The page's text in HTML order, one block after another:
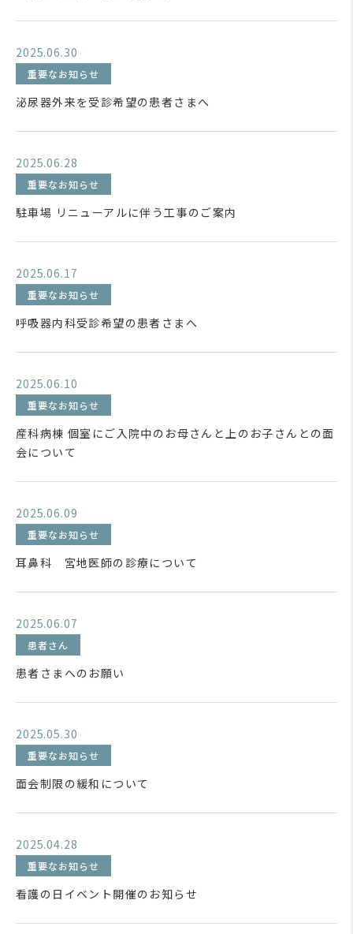
2025.06.30
重要なお知らせ
泌尿器外来を受診希望の患者さまへ
2025.06.28
重要なお知らせ
駐車場 リニューアルに伴う工事のご案内
2025.06.17
重要なお知らせ
呼吸器内科受診希望の患者さまへ
2025.06.10
重要なお知らせ
産科病棟 個室にご入院中のお母さんと上のお子さんとの面
会について
2025.06.09
重要なお知らせ
耳鼻科 宮地医師の診療について
2025.06.07
患者さん
患者さまへのお願い
2025.05.30
重要なお知らせ
面会制限の緩和について
2025.04.28
重要なお知らせ
看護の日イベント開催のお知らせ